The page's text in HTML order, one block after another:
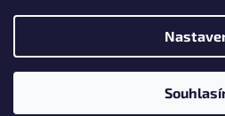
Copyright 2026EVO-MX.CZ -